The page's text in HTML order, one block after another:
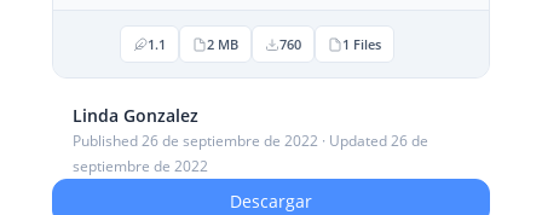
1.1 2 MB 760 1 Files
Linda Gonzalez
Published 26 de septiembre de 2022 · Updated 26 de
septiembre de 2022
Descargar